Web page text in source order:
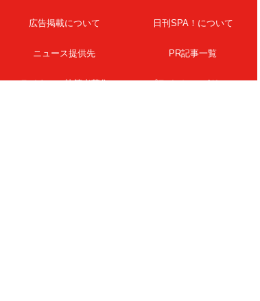
広告掲載について 日刊SPA！について
ニュース提供先 PR記事一覧
ライター・執筆者募集 プライバシーポリシー